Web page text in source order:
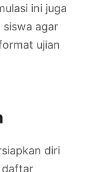
ini juga
siswa agar
ujian
diri
daftar